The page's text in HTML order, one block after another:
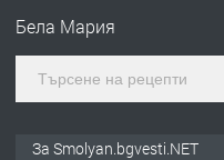
Бела Мария
За Smolyan.bgvesti.NET